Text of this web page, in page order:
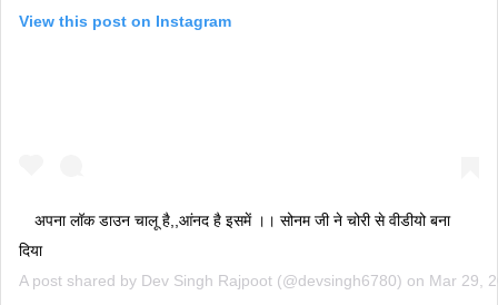
View this post on Instagram
अपना लॉक डाउन चालू है,,आंनद है इसमें ।। सोनम जी ने चोरी से वीडीयो बना
दिया
A post shared by Dev Singh Rajpoot (@devsingh6780) on Mar 29,